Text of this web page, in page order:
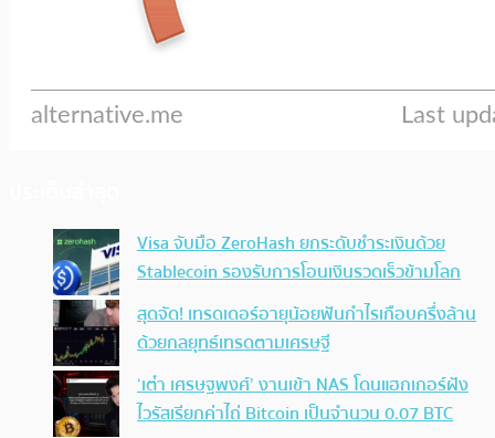
Visa จับมือ ZeroHash ยกระดับชำระเงินด้วย
Stablecoin รองรับการโอนเงินรวดเร็วข้ามโลก
สุดจัด! เทรดเดอร์อายุน้อยฟันกำไรเกือบครึ่งล้าน
ด้วยกลยุทธ์เทรดตามเศรษฐี
‘เต๋า เศรษฐพงศ์’ งานเข้า NAS โดนแฮกเกอร์ฝัง
ไวรัสเรียกค่าไถ่ Bitcoin เป็นจำนวน 0.07 BTC